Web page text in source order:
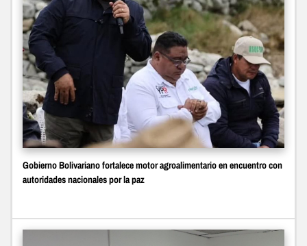
Gobierno Bolivariano fortalece motor agroalimentario en encuentro con
autoridades nacionales por la paz